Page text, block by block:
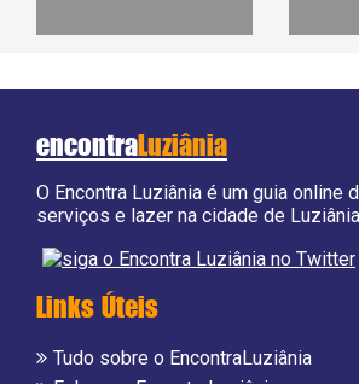
encontraLuziânia
O Encontra Luziânia é um guia online
serviços e lazer na cidade de
Links Úteis
Tudo sobre o EncontraLuziânia